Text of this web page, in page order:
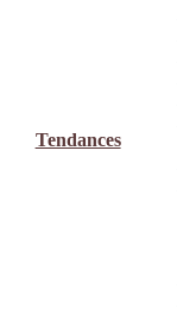
Tendances